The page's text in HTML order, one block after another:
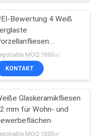
19
Bewertung 4 Weiß
Fliesen
12 mm
MOQ:1000㎡
KONTAKT
Glaskeramikfliesen
mm für Wohn- und
MOQ:1000㎡